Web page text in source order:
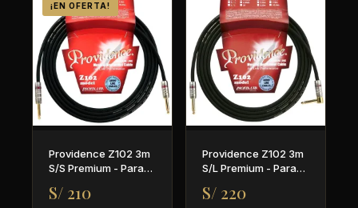
¡EN OFERTA!
Providence Z102 3m
S/S Premium - Para
S/ 210
Providence Z102 3m
S/L Premium - Para
S/ 220